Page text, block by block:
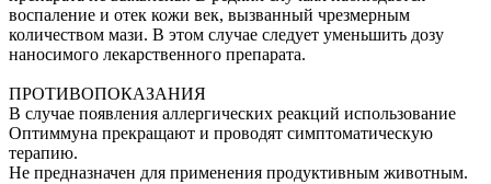
воспаление и отек кожи век, вызванный чрезмерным
количеством мази. В этом случае следует уменьшить дозу
наносимого лекарственного препарата.
ПРОТИВОПОКАЗАНИЯ
В случае появления аллергических реакций использование
Оптиммуна прекращают и проводят симптоматическую
терапию.
Не предназначен для применения продуктивным животным.